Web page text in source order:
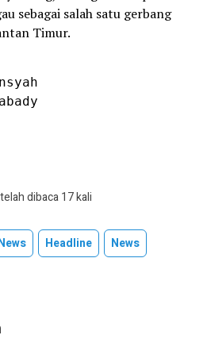
sebagai salah satu gerbang
Timur.
dibaca 17 kali
Headline
News